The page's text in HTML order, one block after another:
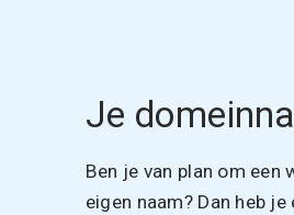
Je
Ben je van plan om
eigen naam? Dan heb